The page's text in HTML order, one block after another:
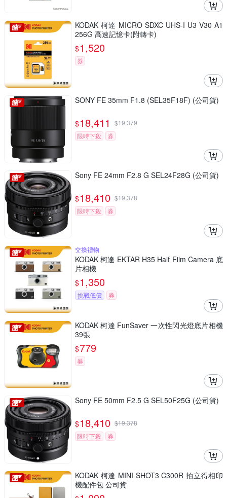
KODAK 柯達 MICRO SDXC UHS-I U3 V30 A1
256G 高速記憶卡(附轉卡)
$1,520
券
SONY FE 35mm F1.8 (SEL35F18F) (公司貨)
$18,411 $19,379
限時下殺
券
Sony FE 24mm F2.8 G SEL24F28G (公司貨)
$18,410 $19,378
限時下殺
券
交換禮物
KODAK 柯達 EKTAR H35 Half Film Camera 底
片相機
$1,350
挑戰低價 券
KODAK 柯達 FunSaver 一次性閃光燈底片相機
39張
$779
券
Sony FE 50mm F2.5 G SEL50F25G (公司貨)
$18,410 $19,378
限時下殺
券
KODAK 柯達 MINI SHOT3 C300R 拍立得相印
機配件包 公司貨